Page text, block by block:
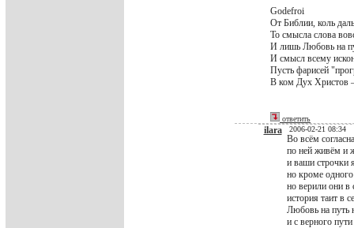
Godefroi
От Библии, коль
То смысла слова
И лишь Любовь на
И смысл всему
Пусть фарисей
В ком Дух Христов –
ответить
ilara 2006-02-21 08:34
Во всём
по ней живём и
и ваши строчки
но кроме
но верили они в
история таит в
Любовь на путь
и с верного